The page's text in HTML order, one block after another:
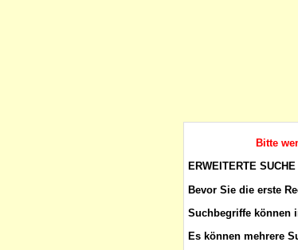
Bitte
ERWEITERTE SUCHE
Bevor Sie die erste
Suchbegriffe können
Es können mehrere